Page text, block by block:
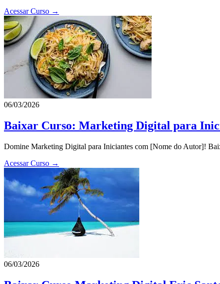
Acessar Curso →
06/03/2026
Baixar Curso: Marketing Digital para
Domine Marketing Digital para Iniciantes com [Nome do Autor]!
Acessar Curso →
06/03/2026